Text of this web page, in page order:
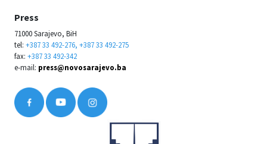
Press
71000 Sarajevo, BiH
tel: +387 33 492-276, +387 33 492-275
fax: +387 33 492-342
e-mail: press@novosarajevo.ba